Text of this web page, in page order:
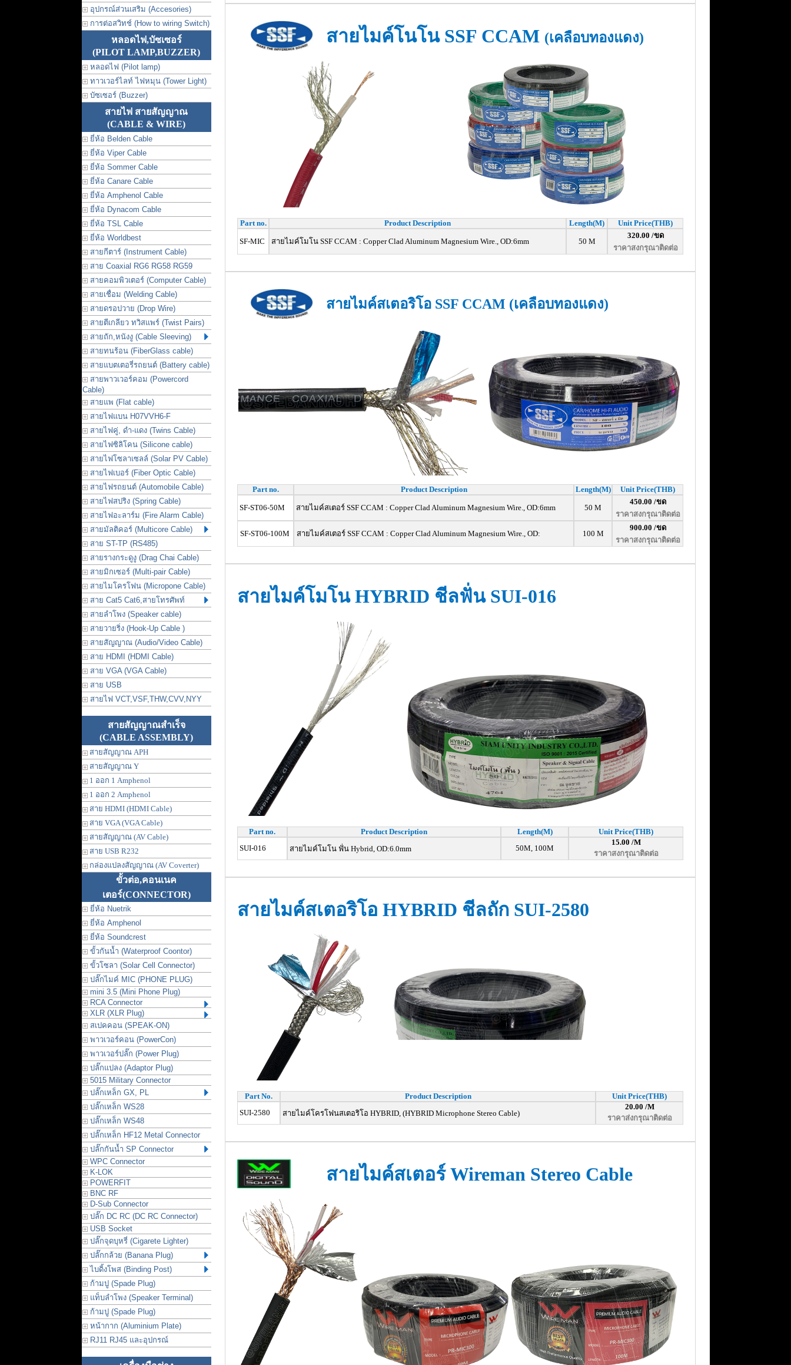
อุปกรณ์ส่วนเสริม (Accesories)
การต่อสวิทช์ (How to wiring Switch)
หลอดไฟ,บัซเซอร์
(PILOT LAMP,BUZZER)
หลอดไฟ (Pilot lamp)
ทาวเวอร์ไลท์ ไฟหมุน (Tower Light)
บัซเซอร์ (Buzzer)
สายไฟ สายสัญญาณ
(CABLE & WIRE)
ยี่ห้อ Belden Cable
ยี่ห้อ Viper Cable
ยี่ห้อ Sommer Cable
ยี่ห้อ Canare Cable
ยี่ห้อ Amphenol Cable
ยี่ห้อ Dynacom Cable
ยี่ห้อ TSL Cable
ยี่ห้อ Worldbest
สายกีตาร์ (Instrument Cable)
สาย Coaxial RG6 RG58 RG59
สายคอมพิวเตอร์ (Computer Cable)
สายเชื่อม (Welding Cable)
สายดรอปวาย (Drop Wire)
สายตีเกลียว ทวิสแพร์ (Twist Pairs)
สายถัก,หนังงู (Cable Sleeving)
สายทนร้อน (FiberGlass cable)
สายแบตเตอรี่รถยนต์ (Battery cable)
สายพาวเวอร์คอม (Powercord
Cable)
สายแพ (Flat cable)
สายไฟแบน H07VVH6-F
สายไฟคู่, ดำ-แดง (Twins Cable)
สายไฟซิลิโคน (Silicone cable)
สายไฟโซลาเซลล์ (Solar PV Cable)
สายไฟเบอร์ (Fiber Optic Cable)
สายไฟรถยนต์ (Automobile Cable)
สายไฟสปริง (Spring Cable)
สายไฟอะลาร์ม (Fire Alarm Cable)
สายมัลติคอร์ (Multicore Cable)
สาย ST-TP (RS485)
สายรางกระดูงู (Drag Chai Cable)
สายมิกเซอร์ (Multi-pair Cable)
สายไมโครโฟน (Micropone Cable)
สาย Cat5 Cat6,สายโทรศัพท์
สายลำโพง (Speaker cable)
สายวายริ่ง (Hook-Up Cable )
สายสัญญาณ (Audio/Video Cable)
สาย HDMI (HDMI Cable)
สาย VGA (VGA Cable)
สาย USB
สายไฟ VCT,VSF,THW,CVV,NYY
สายสัญญาณสำเร็จ
(CABLE ASSEMBLY)
สายสัญญาณ APH
สายสัญญาณ Y
1 ออก 1 Amphenol
1 ออก 2 Amphenol
สาย HDMI (HDMI Cable)
สาย VGA (VGA Cable)
สายสัญญาณ (AV Cable)
สาย USB R232
กล่องแปลงสัญญาณ (AV Coverter)
ขั้วต่อ,คอนเนค
เตอร์(CONNECTOR)
ยี่ห้อ Nuetrik
ยี่ห้อ Amphenol
ยี่ห้อ Soundcrest
ขั้วกันน้ำ (Waterproof Coontor)
ขั้วโซลา (Solar Cell Connector)
ปลั๊กไมค์ MIC (PHONE PLUG)
mini 3.5 (Mini Phone Plug)
RCA Connector
XLR (XLR Plug)
สเปคคอน (SPEAK-ON)
พาวเวอร์คอน (PowerCon)
พาวเวอร์ปลั๊ก (Power Plug)
ปลั๊กแปลง (Adaptor Plug)
5015 Military Connector
ปลั๊กเหล็ก GX, PL
ปลั๊กเหล็ก WS28
ปลั๊กเหล็ก WS48
ปลั๊กเหล็ก HF12 Metal Connector
ปลั๊กกันน้ำ SP Connector
WPC Connector
K-LOK
POWERFIT
BNC RF
D-Sub Connector
ปลั๊ก DC RC (DC RC Connector)
USB Socket
ปลั๊กจุดบุหรี่ (Cigarete Lighter)
ปลั๊กกล้วย (Banana Plug)
ไบดิ้งโพส (Binding Post)
ก้ามปู (Spade Plug)
แท็บลำโพง (Speaker Terminal)
ก้ามปู (Spade Plug)
หน้ากาก (Aluminium Plate)
RJ11 RJ45 และอุปกรณ์
สายไมค์โนโน SSF CCAM (เคลือบทองแดง)
Part no. Product Description Length(M) Unit Price(THB)
SF-MIC สายไมค์โมโน SSF CCAM : Copper Clad Aluminum Magnesium Wire., OD:6mm 50 M
320.00 /ขด
ราคาสงกรุณาติดต่อ
สายไมค์สเตอริโอ SSF CCAM (เคลือบทองแดง)
Part no. Product Description Length(M) Unit Price(THB)
SF-ST06-50M สายไมค์สเตอร์ SSF CCAM : Copper Clad Aluminum Magnesium Wire., OD:6mm 50 M
450.00 /ขด
ราคาสงกรุณาติดต่อ
SF-ST06-100M สายไมค์สเตอร์ SSF CCAM : Copper Clad Aluminum Magnesium Wire., OD: 100 M
900.00 /ขด
ราคาสงกรุณาติดต่อ
สายไมค์โมโน HYBRID ชีลฟั่น SUI-016
Part no. Product Description Length(M)
Unit Price(THB)
SUI-016
สายไมค์โมโน ฟั่น Hybrid, OD:6.0mm 50M, 100M
15.00 /M
ราคาสงกรุณาติดต่อ
สายไมค์สเตอริโอ HYBRID ชีลถัก SUI-2580
Part No. Product Description
Unit Price(THB)
SUI-2580
สายไมค์โครโฟนสเตอริโอ HYBRID, (HYBRID Microphone Stereo Cable)
20.00 /M
ราคาส่งกรุณาติดต่อ
สายไมค์สเตอร์ Wireman Stereo Cable